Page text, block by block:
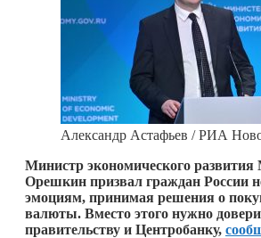
Александр Астафьев / РИА
Министр экономического
Орешкин призвал граждан России
эмоциям, принимая решения о
валюты. Вместо этого нужно
правительству и Центробанку,